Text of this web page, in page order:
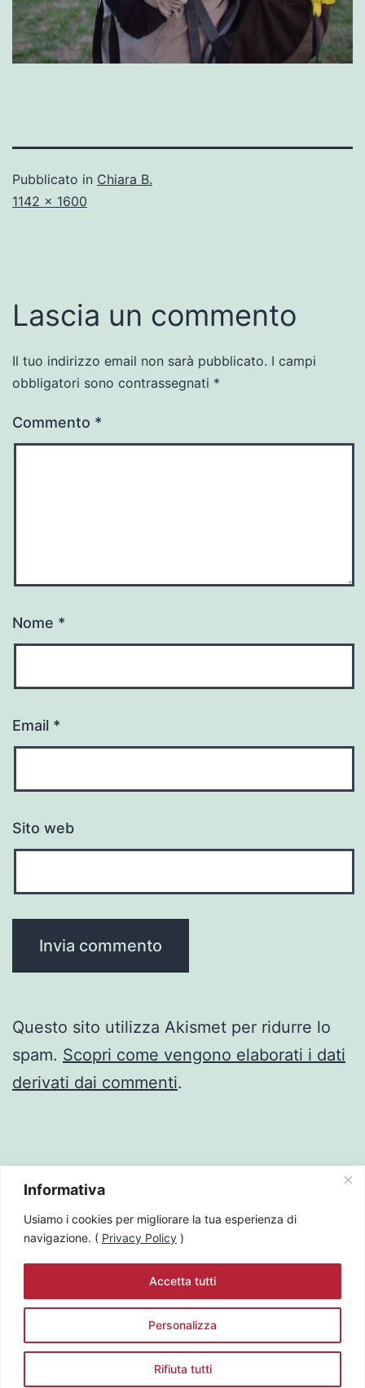
Informativa
Usiamo i cookies per migliorare la tua esperienza di
navigazione. ( Privacy Policy )
Personalizza
Rifiuta tutti
Accetta tutti
Pubblicato in Chiara B.
A
1142 × 1600
Lascia un commento
Il tuo indirizzo email non sarà pubblicato. I campi
obbligatori sono contrassegnati *
Commento *
Nome *
Email *
Sito web
Questo sito utilizza Akismet per ridurre lo
spam. Scopri come vengono elaborati i dati
derivati dai commenti.
Privacy Policy
Proudly powered byWordPress
Hai bisogno di aiuto?